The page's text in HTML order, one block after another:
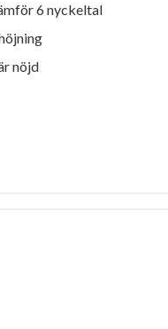
6 nyckeltal
nöjd